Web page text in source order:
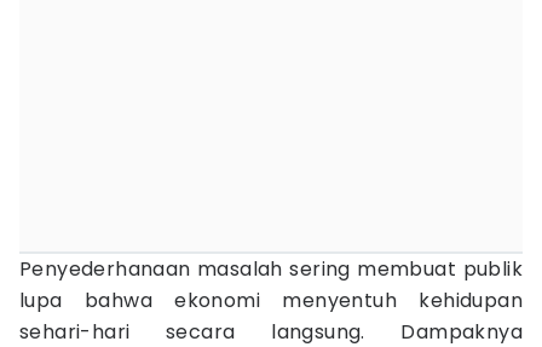
Penyederhanaan masalah sering membuat publik
lupa bahwa ekonomi menyentuh kehidupan
sehari-hari secara langsung. Dampaknya